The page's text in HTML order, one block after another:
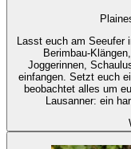
Lasst euch am
Berimbau-
Joggerinnen,
einfangen. Setzt euch
beobachtet alles um
Lausanner: ein